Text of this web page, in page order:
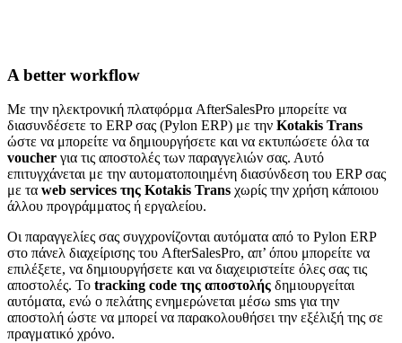
A better workflow
Με την ηλεκτρονική πλατφόρμα AfterSalesPro μπορείτε να
διασυνδέσετε το ERP σας (Pylon ERP) με την Kotakis Trans
ώστε να μπορείτε να δημιουργήσετε και να εκτυπώσετε όλα τα
voucher για τις αποστολές των παραγγελιών σας. Αυτό
επιτυγχάνεται με την αυτοματοποιημένη διασύνδεση του ERP σας
με τα web services της Kotakis Trans χωρίς την χρήση κάποιου
άλλου προγράμματος ή εργαλείου.
Οι παραγγελίες σας συγχρονίζονται αυτόματα από το Pylon ERP
στο πάνελ διαχείρισης του AfterSalesPro, απ’ όπου μπορείτε να
επιλέξετε, να δημιουργήσετε και να διαχειριστείτε όλες σας τις
αποστολές. Το tracking code της αποστολής δημιουργείται
αυτόματα, ενώ ο πελάτης ενημερώνεται μέσω sms για την
αποστολή ώστε να μπορεί να παρακολουθήσει την εξέλιξή της σε
πραγματικό χρόνο.